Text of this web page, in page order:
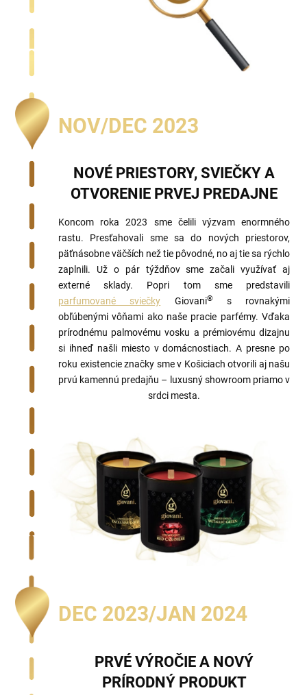
NOV/DEC 2023
NOVÉ PRIESTORY, SVIEČKY A
OTVORENIE PRVEJ PREDAJNE
Koncom roka 2023 sme čelili výzvam enormného
rastu. Presťahovali sme sa do nových priestorov,
päťnásobne väčších než tie pôvodné, no aj tie sa rýchlo
zaplnili. Už o pár týždňov sme začali využívať aj
externé sklady. Popri tom sme predstavili
parfumované sviečky Giovani®
s rovnakými
obľúbenými vôňami ako naše pracie parfémy. Vďaka
prírodnému palmovému vosku a prémiovému dizajnu
si ihneď našli miesto v domácnostiach. A presne po
roku existencie značky sme v Košiciach otvorili aj našu
prvú kamennú predajňu – luxusný showroom priamo v
srdci mesta.
DEC 2023/JAN 2024
PRVÉ VÝROČIE A NOVÝ
PRÍRODNÝ PRODUKT